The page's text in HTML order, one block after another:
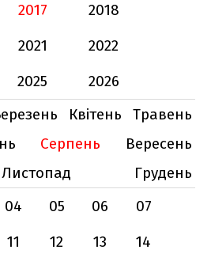
2017
2018
2021
2022
2025
2026
Квітень
Травень
Серпень
Вересень
Листопад
Грудень
04 05 06
07
11 12 13
14